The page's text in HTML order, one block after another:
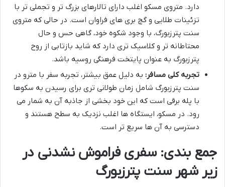
دارد. متروی مسکو اغلب دارای تالارهای بزرگ تر و تجملی تر با
تزئینات طلایی و گچ بری های فراوان است. در حالی که متروی
سنت پترزبورگ، با وجود شکوه خود، گاهی حس و حال
محتاطانه تر و کلاسیک تری دارد که شاید بازتابی از روح
پترزبورگ به عنوان پایتخت فرهنگی روسیه باشد.
تجربه کلی مسافر: به دلیل عمق بیشتر، تجربه سفر با مترو در
سنت پترزبورگ شامل زمان طولانی تری برای رسیدن به سکوها
با پله برقی است که این خود بخشی از جاذبه آن به شمار می
رود. در مسکو، ایستگاه ها اغلب نزدیک به سطح هستند و
دسترسی به آن ها سریع تر است.
جمع بندی: سفری فراموش نشدنی در
زیر شهر سنت پترزبورگ